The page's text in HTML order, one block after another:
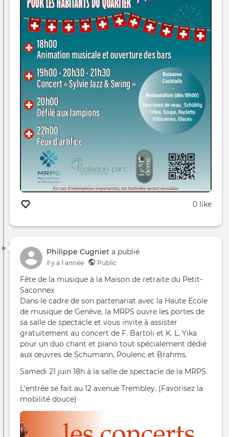
0 like
Philippe Cugniet a publié
il y a 1 année Public
Fête de la musique à la Maison de retraite du Petit-
Saconnex
Dans le cadre de son partenariat avec la Haute Ecole
de musique de Genève, la MRPS ouvre les portes de
sa salle de spectacle et vous invite à assister
gratuitement au concert de F. Bartoli et K. L. Yika
pour un duo chant et piano tout spécialement dédié
aux œuvres de Schumann, Poulenc et Brahms.
Samedi 21 juin 18h à la salle de spectacle de la MRPS
L'entrée se fait au 12 avenue Trembley. (Favorisez la
mobilité douce)